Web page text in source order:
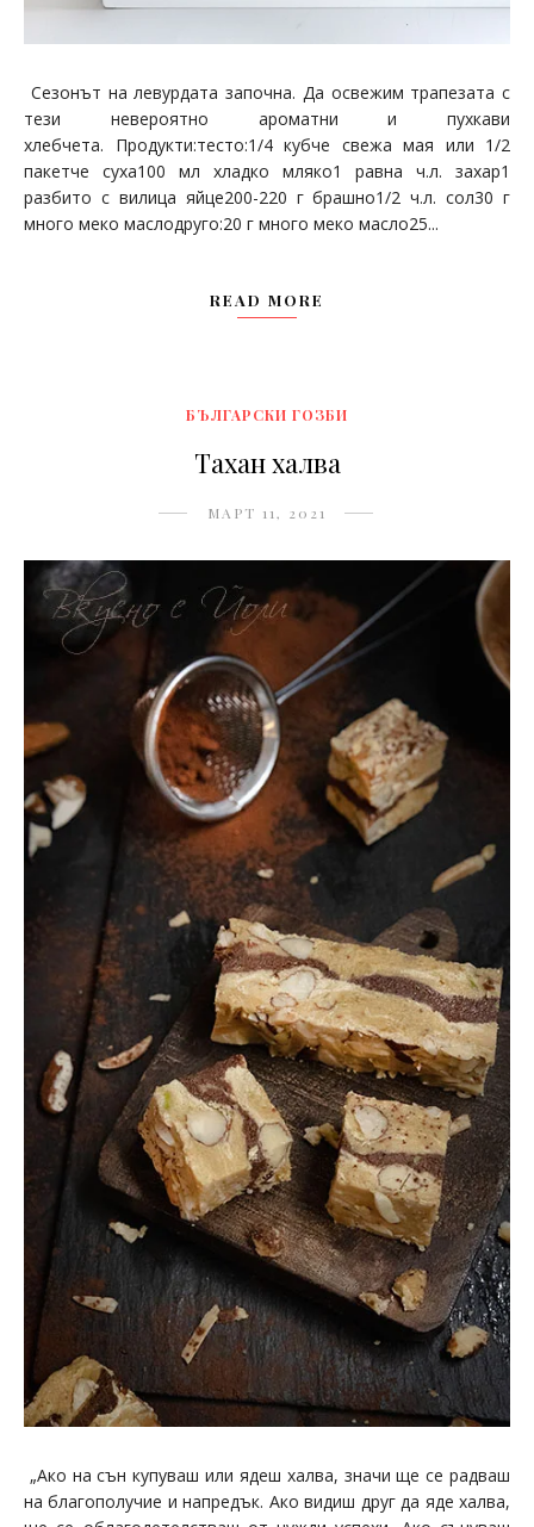
Сезонът на левурдата започна. Да освежим трапезата с
тези невероятно ароматни и пухкави
хлебчета. Продукти:тесто:1/4 кубче свежа мая или 1/2
пакетче суха100 мл хладко мляко1 равна ч.л. захар1
разбито с вилица яйце200-220 г брашно1/2 ч.л. сол30 г
много меко маслодруго:20 г много меко масло25...
READ MORE
БЪЛГАРСКИ ГОЗБИ
Тахан халва
МАРТ 11, 2021
„Ако на сън купуваш или ядеш халва, значи ще се радваш
на благополучие и напредък. Ако видиш друг да яде халва,